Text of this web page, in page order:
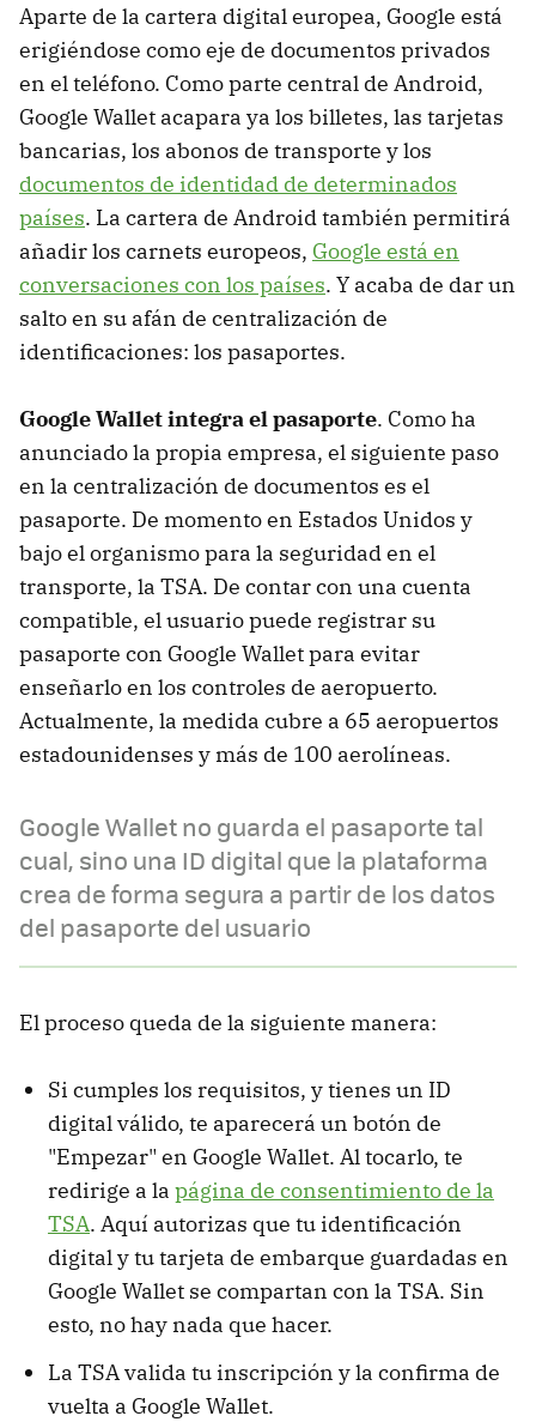
Aparte de la cartera digital europea, Google está
erigiéndose como eje de documentos privados
en el teléfono. Como parte central de Android,
Google Wallet acapara ya los billetes, las tarjetas
bancarias, los abonos de transporte y los
documentos de identidad de determinados
países. La cartera de Android también permitirá
añadir los carnets europeos, Google está en
conversaciones con los países. Y acaba de dar un
salto en su afán de centralización de
identificaciones: los pasaportes.
Google Wallet integra el pasaporte. Como ha
anunciado la propia empresa, el siguiente paso
en la centralización de documentos es el
pasaporte. De momento en Estados Unidos y
bajo el organismo para la seguridad en el
transporte, la TSA. De contar con una cuenta
compatible, el usuario puede registrar su
pasaporte con Google Wallet para evitar
enseñarlo en los controles de aeropuerto.
Actualmente, la medida cubre a 65 aeropuertos
estadounidenses y más de 100 aerolíneas.
Google Wallet no guarda el pasaporte tal
cual, sino una ID digital que la plataforma
crea de forma segura a partir de los datos
del pasaporte del usuario
El proceso queda de la siguiente manera:
Si cumples los requisitos, y tienes un ID
digital válido, te aparecerá un botón de
"Empezar" en Google Wallet. Al tocarlo, te
redirige a la página de consentimiento de la
TSA. Aquí autorizas que tu identificación
digital y tu tarjeta de embarque guardadas en
Google Wallet se compartan con la TSA. Sin
esto, no hay nada que hacer.
La TSA valida tu inscripción y la confirma de
vuelta a Google Wallet.